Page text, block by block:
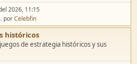
2026, 11:15
porCelebfin
históricos
de estrategia históricos y sus